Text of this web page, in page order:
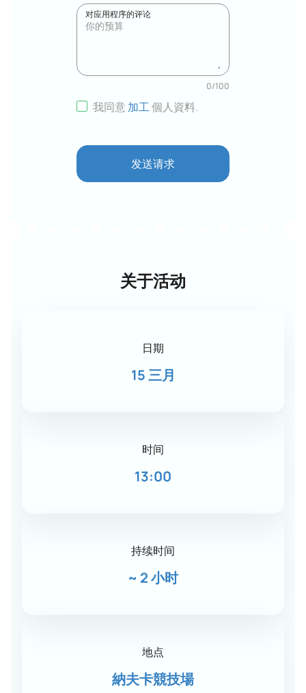
对应用程序的评论
0/100
我同意加工個人資料.
发送请求
关于活动
日期
15 三月
时间
13:00
持续时间
~ 2 小时
地点
納夫卡競技場